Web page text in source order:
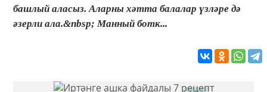
башлый аласыз. Аларны хәтта балалар үзләре дә
әзерли ала.&nbsp; Манный ботк...